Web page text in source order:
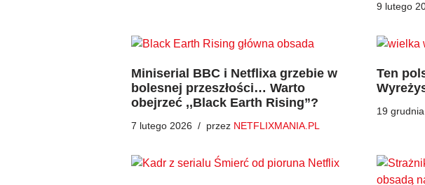
9 lutego
Miniserial BBC i Netflixa grzebie w
bolesnej przeszłości… Warto
obejrzeć ,,Black Earth Rising”?
7 lutego 2026 przez NETFLIXMANIA.PL
Ten
19